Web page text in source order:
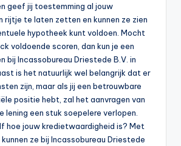
geef jij toestemming al jouw
rijtje te laten zetten en kunnen ze zien
hypotheek kunt voldoen. Mocht
voldoende scoren, dan kun je een
bij Incassobureau Driestede B.V. in
is het natuurlijk wel belangrijk dat er
zijn, maar als jij een betrouwbare
positie hebt, zal het aanvragen van
lening een stuk soepelere verlopen.
hoe jouw kredietwaardigheid is? Met
ze bij Incassobureau Driestede